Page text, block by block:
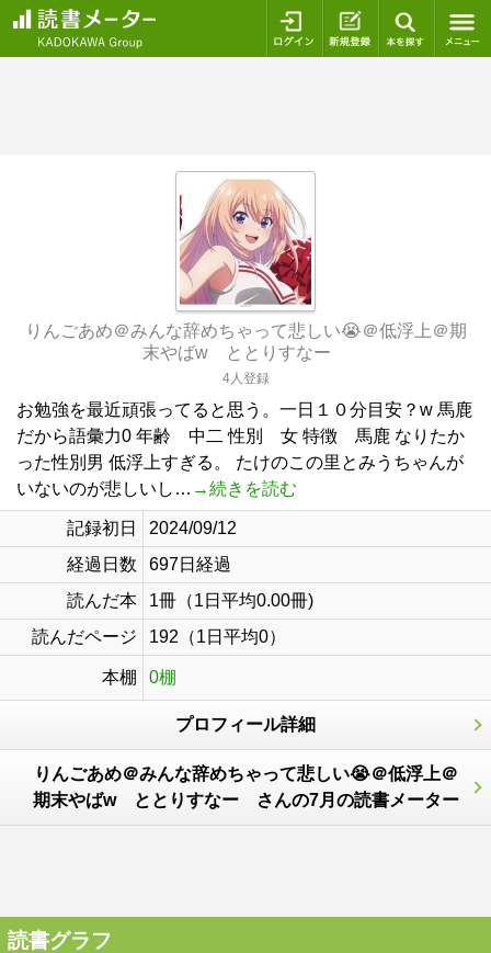
ログイン 新規登録
りんごあめ＠みんな辞めちゃって悲しい😭＠低浮上＠期
末やばw ととりすなー
4人登録
お勉強を最近頑張ってると思う。一日１０分目安？w 馬鹿
だから語彙力0 年齢 中二 性別 女 特徴 馬鹿 なりたか
った性別男 低浮上すぎる。 たけのこの里とみうちゃんが
いないのが悲しいし… →続きを読む
記録初日
2024/09/12
経過日数
697日経過
読んだ本
1冊（1日平均0.00冊)
読んだページ
192（1日平均0）
本棚 0棚
プロフィール詳細
りんごあめ＠みんな辞めちゃって悲しい😭＠低浮上＠
期末やばw ととりすなー さんの7月の読書メーター
読書グラフ